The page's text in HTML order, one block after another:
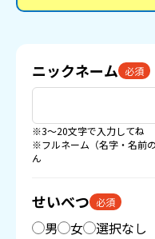
ニックネーム 必須
※3〜20文字で入力してね
※フルネーム（名字・名前
ん
せいべつ 必須
男 女 選択なし